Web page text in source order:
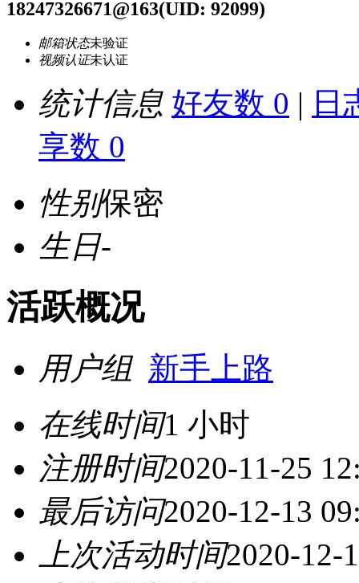
18247326671@163(UID: 92099)
邮箱状态未验证
视频认证未认证
统计信息 好友数 0 | 日
享数 0
性别保密
生日-
活跃概况
用户组 新手上路
在线时间1 小时
注册时间2020-11-25
最后访问2020-12-13
上次活动时间2020-12-